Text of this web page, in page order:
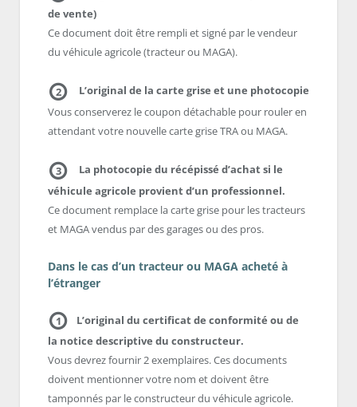
de vente)
Ce document doit être rempli et signé par le vendeur
du véhicule agricole (tracteur ou MAGA).
2
L’original de la carte grise et une photocopie
Vous conserverez le coupon détachable pour rouler en
attendant votre nouvelle carte grise TRA ou MAGA.
3
La photocopie du récépissé d’achat si le
véhicule agricole provient d’un professionnel.
Ce document remplace la carte grise pour les tracteurs
et MAGA vendus par des garages ou des pros.
Dans le cas d’un tracteur ou MAGA acheté à
l’étranger
1
L’original du certificat de conformité ou de
la notice descriptive du constructeur.
Vous devrez fournir 2 exemplaires. Ces documents
doivent mentionner votre nom et doivent être
tamponnés par le constructeur du véhicule agricole.